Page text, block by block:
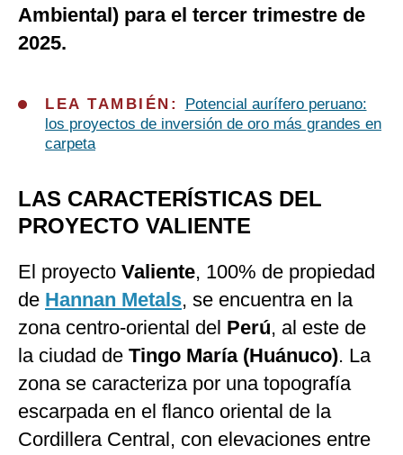
Ambiental) para el tercer trimestre de
2025.
LEA TAMBIÉN:
Potencial aurífero peruano:
los proyectos de inversión de oro más grandes en
carpeta
LAS CARACTERÍSTICAS DEL
PROYECTO VALIENTE
El proyecto Valiente, 100% de propiedad
de Hannan Metals, se encuentra en la
zona centro-oriental del Perú, al este de
la ciudad de Tingo María (Huánuco). La
zona se caracteriza por una topografía
escarpada en el flanco oriental de la
Cordillera Central, con elevaciones entre